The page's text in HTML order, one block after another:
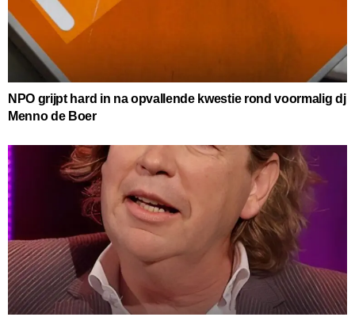
NPO grijpt hard in na opvallende kwestie rond voormalig dj
Menno de Boer